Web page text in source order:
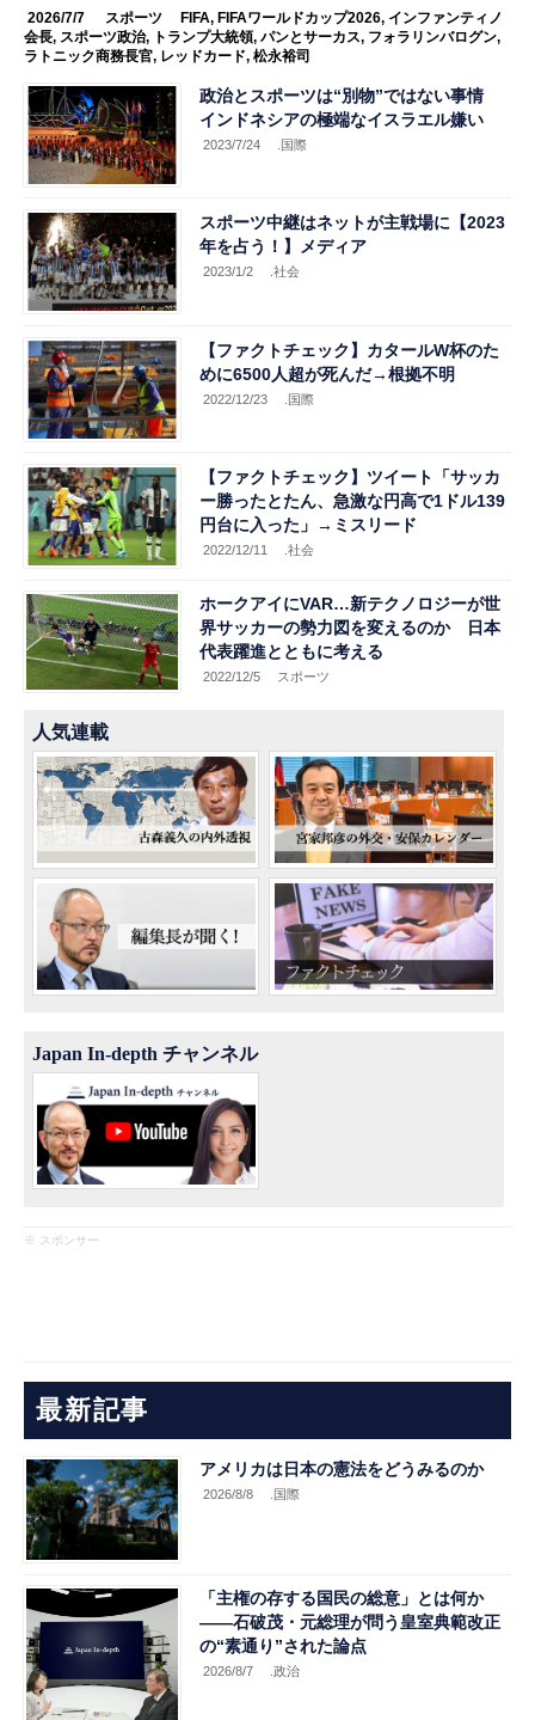
2026/7/7 スポーツ FIFA, FIFAワールドカップ2026, インファンティノ
会長, スポーツ政治, トランプ大統領,パンとサーカス, フォラリンバログン,
ラトニック商務長官, レッドカード,松永裕司
政治とスポーツは“別物”ではない事情
インドネシアの極端なイスラエル嫌い
2023/7/24 .国際
スポーツ中継はネットが主戦場に【2023
年を占う！】メディア
2023/1/2 .社会
【ファクトチェック】カタールW杯のた
めに6500人超が死んだ→根拠不明
2022/12/23 .国際
【ファクトチェック】ツイート「サッカ
ー勝ったとたん、急激な円高で1ドル139
円台に入った」→ミスリード
2022/12/11 .社会
ホークアイにVAR…新テクノロジーが世
界サッカーの勢力図を変えるのか 日本
代表躍進とともに考える
2022/12/5 スポーツ
人気連載
Japan In-depth チャンネル
※ スポンサー
最新記事
アメリカは日本の憲法をどうみるのか
2026/8/8 .国際
「主権の存する国民の総意」とは何か
――石破茂・元総理が問う皇室典範改正
の“素通り”された論点
2026/8/7 .政治